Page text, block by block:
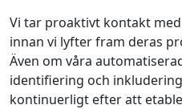
Vi tar proaktivt kontakt
innan vi lyfter fram deras
Även om våra
identifiering och
kontinuerligt efter att